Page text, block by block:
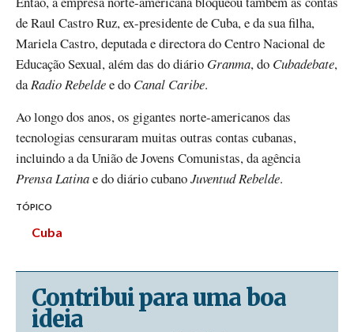
de Raul Castro Ruz, ex-presidente de Cuba, e da sua filha,
Mariela Castro, deputada e directora do Centro Nacional de
Educação Sexual, além das do diário Granma, do Cubadebate,
daRadio Rebeldee do Canal Caribe.
Ao longo dos anos, os gigantes norte-americanos das
tecnologias censuraram muitas outras contas cubanas,
incluindo a da União de Jovens Comunistas, da agência
Prensa Latinae do diário cubanoJuventud Rebelde.
TÓPICO
Cuba
Contribui para uma boa
ideia